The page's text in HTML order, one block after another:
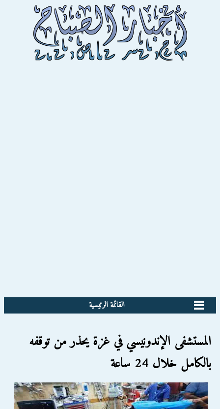
القائمة الرئيسية
المستشفى الإندونيسي في غزة يحذر من توقفه
بالكامل خلال 24 ساعة